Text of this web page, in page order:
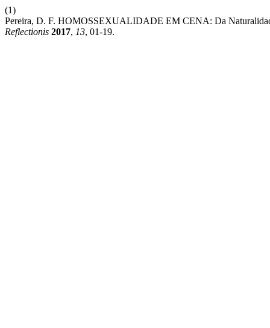
(1)
Pereira, D. F. HOMOSSEXUALIDADE EM CENA: Da
Reflectionis 2017, 13, 01-19.